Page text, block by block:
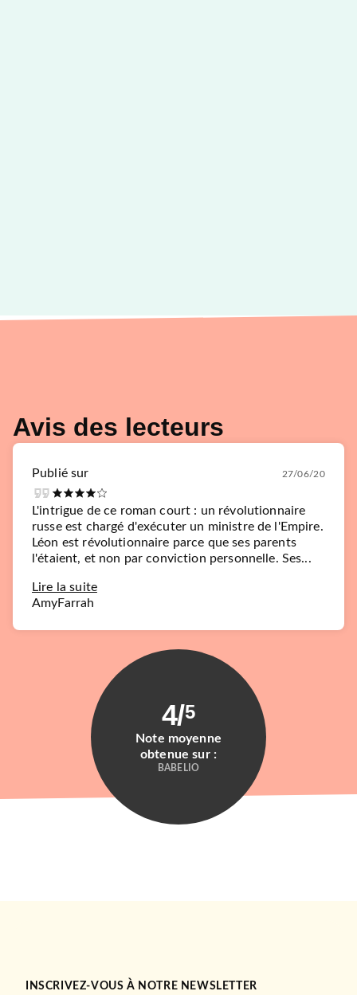
Avis des lecteurs
Publié sur 27/06/20
L'intrigue de ce roman court : un révolutionnaire
russe est chargé d'exécuter un ministre de l'Empire.
Léon est révolutionnaire parce que ses parents
l'étaient, et non par conviction personnelle. Ses...
Lire la suite
AmyFarrah
4/5
Note moyenne
obtenue sur :
BABELIO
INSCRIVEZ-VOUS À NOTRE NEWSLETTER